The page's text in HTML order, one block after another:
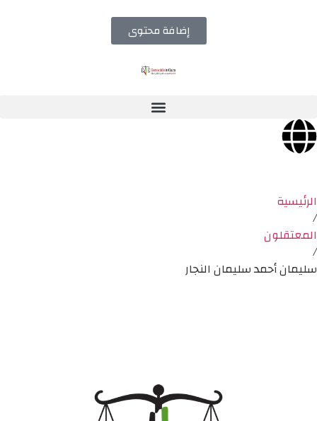
إضافة محتوى
الرئيسية
/
المعتقلون
/
سليمان أحمد سليمان النجار